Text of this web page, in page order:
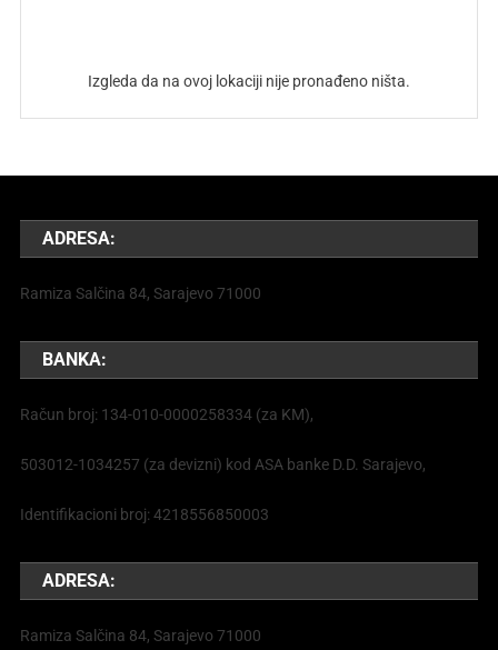
Izgleda da na ovoj lokaciji nije pronađeno ništa.
ADRESA:
Ramiza Salčina 84, Sarajevo 71000
BANKA:
Račun broj: 134-010-0000258334 (za KM),
503012-1034257 (za devizni) kod ASA banke D.D. Sarajevo,
Identifikacioni broj: 4218556850003
ADRESA:
Ramiza Salčina 84, Sarajevo 71000